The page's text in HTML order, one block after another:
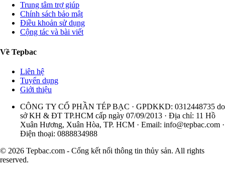
Trung tâm trợ giúp
Chính sách bảo mật
Điều khoản sử dụng
Cộng tác và bài viết
Về Tepbac
Liên hệ
Tuyển dụng
Giới thiệu
CÔNG TY CỔ PHẦN TÉP BẠC · GPDKKD: 0312448735 do
sở KH & ĐT TP.HCM cấp ngày 07/09/2013 · Địa chỉ: 11 Hồ
Xuân Hương, Xuân Hòa, TP. HCM · Email: info@tepbac.com ·
Điện thoại: 0888834988
© 2026 Tepbac.com - Cổng kết nối thông tin thủy sản. All rights
reserved.